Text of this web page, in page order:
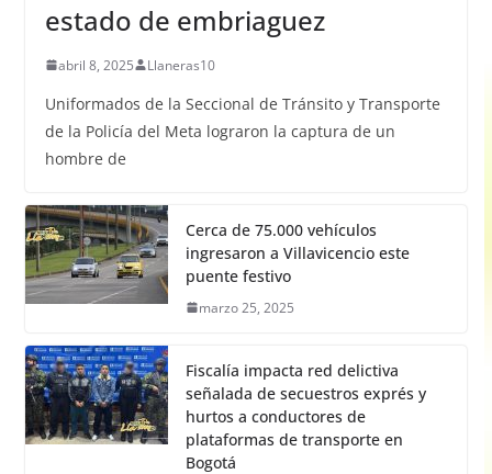
estado de embriaguez
abril 8, 2025 Llaneras10
Uniformados de la Seccional de Tránsito y Transporte
de la Policía del Meta lograron la captura de un
hombre de
Cerca de 75.000 vehículos
ingresaron a Villavicencio este
puente festivo
marzo 25, 2025
Fiscalía impacta red delictiva
señalada de secuestros exprés y
hurtos a conductores de
plataformas de transporte en
Bogotá